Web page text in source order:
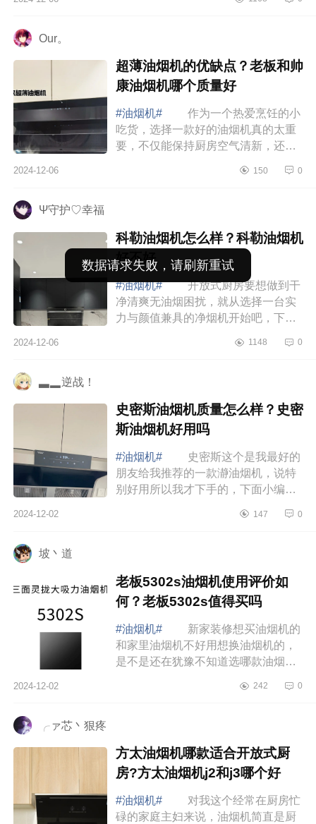
和侧吸哪个好 博世油烟机好用
Our。
超薄油烟机的优缺点？老板和帅
康油烟机哪个质量好
#油烟机#
作为一个热爱烹饪的小
吃货，选择一款好的油烟机真的太重
要，不仅能保持厨房空气清新，还能
家介绍下超薄油烟机的优缺点？老板
2024-12-06 150 0
Ψ守护♡幸福
科勒油烟机怎么样？科勒油烟机
好不好
#油烟机# 开放式厨房要想做到干
净清爽无油烟困扰，就从选择一台实
力与颜值兼具的净烟机开始吧，下面
样？科勒油烟机好不好 科勒油烟
2024-12-06 1148 0
▃▂逆战！
史密斯油烟机质量怎么样？史密
斯油烟机好用吗
#油烟机#
史密斯这个是我最好的
朋友给我推荐的一款瀞油烟机，说特
别好用所以我才下手的，下面小编为
样？史密斯油烟机好用吗 史密斯
2024-12-02 147 0
坡丶道
老板5302s油烟机使用评价如
何？老板5302s值得买吗
#油烟机#
新家装修想买油烟机的
和家里油烟机不好用想换油烟机的，
是不是还在犹豫不知道选哪款油烟
5302s油烟机使用评价如何？老板
2024-12-02 242 0
╭ァ芯丶狠疼
方太油烟机哪款适合开放式厨
房?方太油烟机j2和j3哪个好
#油烟机#
对我这个经常在厨房忙
碌的家庭主妇来说，油烟机简直是厨